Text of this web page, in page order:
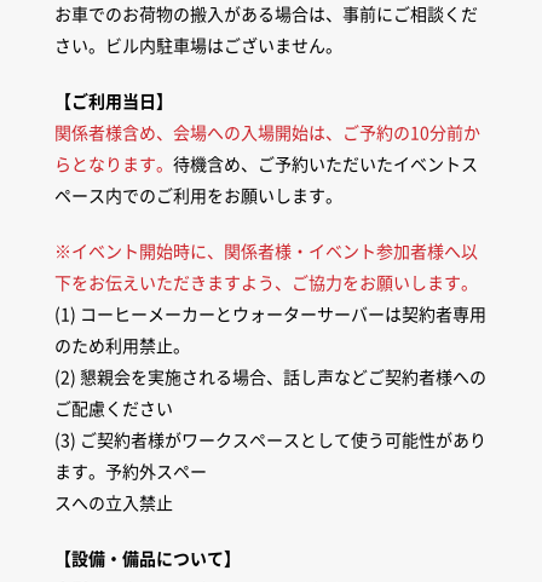
お車でのお荷物の搬入がある場合は、事前にご相談くだ
さい。ビル内駐車場はございません。
【ご利用当日】
関係者様含め、会場への入場開始は、ご予約の10分前か
らとなります。 待機含め、ご予約いただいたイベントス
ペース内でのご利用をお願いします。
※イベント開始時に、関係者様・イベント参加者様へ以
下をお伝えいただきますよう、ご協力をお願いします。
(1) コーヒーメーカーとウォーターサーバーは契約者専用
のため利用禁止。
(2) 懇親会を実施される場合、話し声などご契約者様への
ご配慮ください
(3) ご契約者様がワークスペースとして使う可能性があり
ます。予約外スペー
スへの立入禁止
【設備・備品について】